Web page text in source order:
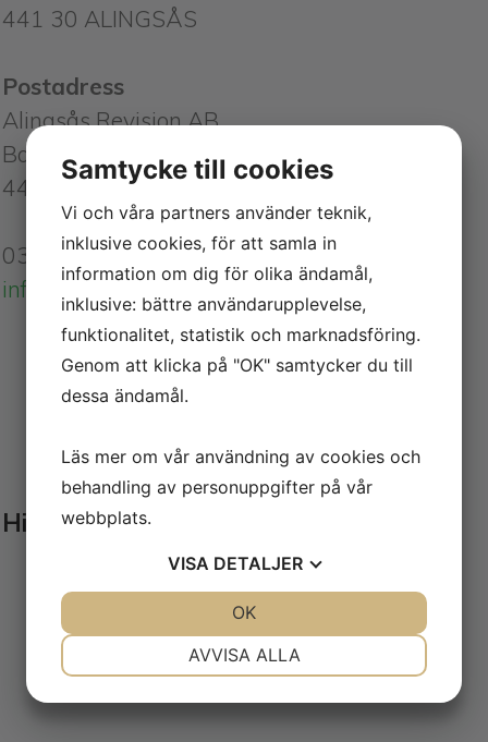
441 30 ALINGSÅS
Postadress
Alingsås Revision AB
Box 597
441 16 ALINGSÅS
0322-67 07 40
info@alirev.se
Hitta oss
Samtycke till cookies
Vi och våra partners använder teknik,
inklusive cookies, för att samla in
information om dig för olika ändamål,
inklusive: bättre användarupplevelse,
funktionalitet, statistik och marknadsföring.
Genom att klicka på "OK" samtycker du till
dessa ändamål.
Läs mer om vår användning av cookies och
behandling av personuppgifter på vår
webbplats.
VISA DETALJER
AVVISA ALLA
OK